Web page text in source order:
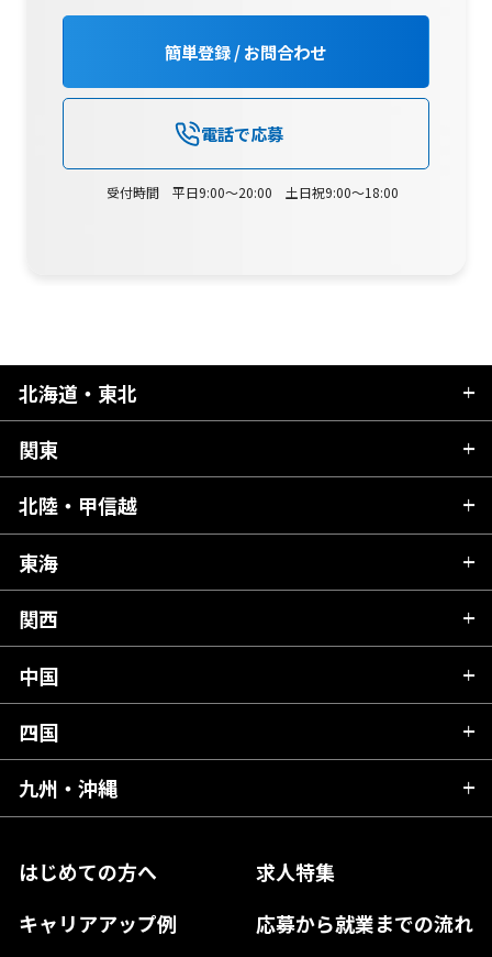
簡単登録 / お問合わせ
電話で応募
受付時間 平日9:00～20:00 土日祝9:00～18:00
はじめての方へ
求人特集
キャリアアップ例
応募から就業までの流れ
北海道・東北
北海道
青森県
秋田県
岩手県
宮城県
福島県
関東
茨城県
栃木県
群馬県
千葉県
東京都
神奈川県
北陸・甲信越
新潟県
富山県
石川県
山梨県
長野県
東海
岐阜県
静岡県
愛知県
関西
滋賀県
京都府
大阪府
奈良県
和歌山県
中国
広島県
岡山県
島根県
山口県
四国
愛媛県
高知県
徳島県
九州・沖縄